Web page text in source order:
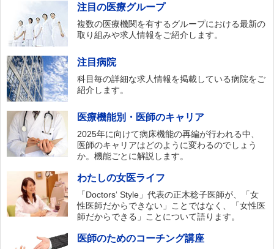
注目の医療グループ
複数の医療機関を有するグループにおける最新の
取り組みや求人情報をご紹介します。
注目病院
科目毎の詳細な求人情報を掲載している病院をご
紹介します。
医療機能別・医師のキャリア
2025年に向けて病床機能の再編が行われる中、
医師のキャリアはどのように変わるのでしょう
か。機能ごとに解説します。
わたしの女医ライフ
「Doctors‘ Style」代表の正木稔子医師が、「女
性医師だからできない」ことではなく、「女性医
師だからできる」ことについて語ります。
医師のためのコーチング講座